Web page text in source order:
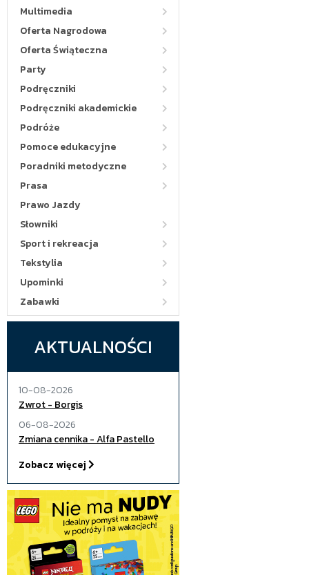
Multimedia
Oferta Nagrodowa
Oferta Świąteczna
Party
Podręczniki
Podręczniki akademickie
Podróże
Pomoce edukacyjne
Poradniki metodyczne
Prasa
Prawo Jazdy
Słowniki
Sport i rekreacja
Tekstylia
Upominki
Zabawki
AKTUALNOŚCI
10-08-2026
Zwrot - Borgis
06-08-2026
Zmiana cennika - Alfa Pastello
Zobacz więcej